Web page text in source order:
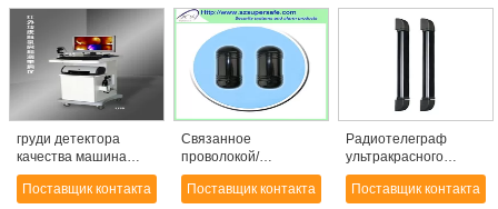
груди детектора
качества машина
горячей
ультракрасной bubby
Поставщик контакта
Связанное
проволокой/
беспроволочное
активное
Поставщик контакта
Радиотелеграф
ультракрасного
детектора луча
крытый, напольные 5
Поставщик контакта